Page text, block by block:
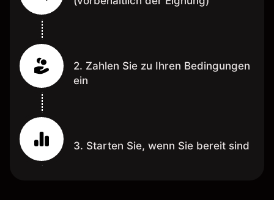
2. Zahlen Sie zu Ihren Bedingungen
ein
3. Starten Sie, wenn Sie bereit sind